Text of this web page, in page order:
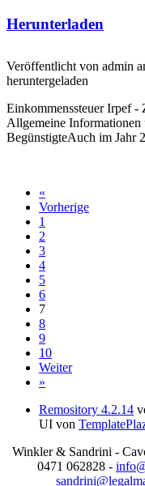
Herunterladen
Veröffentlicht von admin
heruntergeladen
Einkommenssteuer Irpef
Allgemeine Informationen
BegünstigteAuch im Jahr
«
Vorherige
1
2
3
4
5
6
7
8
9
10
Weiter
»
Remository 4.2.14
UI von
Winkler & Sandrini -
0471 062828 -